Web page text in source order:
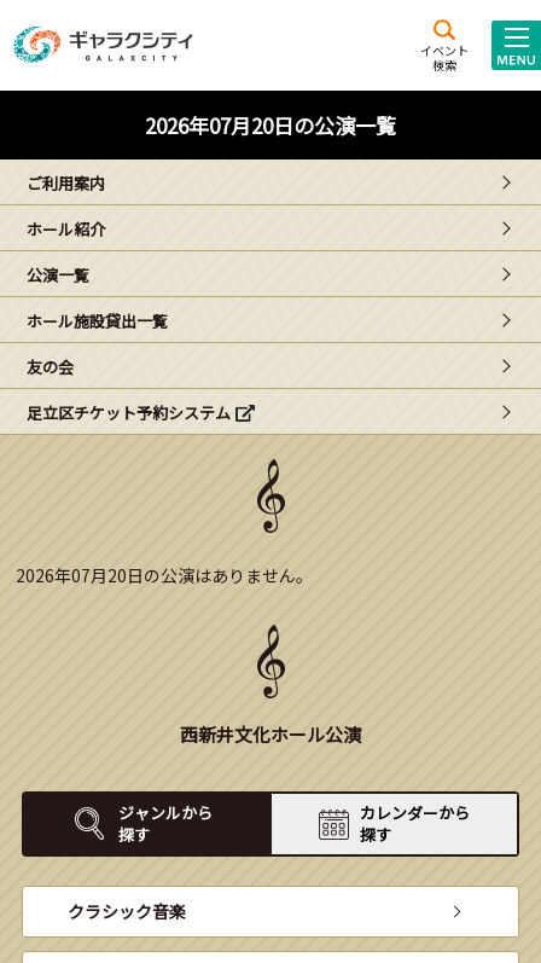
イベント
検索
施設案内
西新井
文化ホール
ギャラクシティとは
こどもみーてぃんぐ
Gがくえん
ブランドからのお知らせ
2026年07月20日の公演一覧
ご利用案内
ホール紹介
公演一覧
ホール施設貸出一覧
友の会
足立区チケット予約システム
2026年07月20日の公演はありません。
西新井文化ホール公演
ジャンルから
探す
カレンダーから
探す
クラシック音楽